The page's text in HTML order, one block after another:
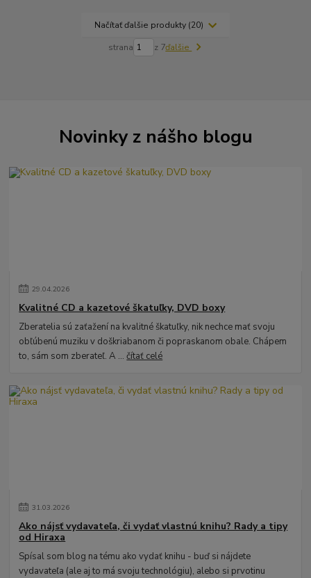
Načítať ďalšie produkty (20)
strana z 7ďalšie
Novinky z nášho blogu
29.04.2026
Kvalitné CD a kazetové škatuľky, DVD boxy
Zberatelia sú zaťažení na kvalitné škatuľky, nik nechce mať svoju
obľúbenú muziku v doškriabanom či popraskanom obale. Chápem
to, sám som zberateľ. A ...čítať celé
31.03.2026
Ako nájsť vydavateľa, či vydať vlastnú knihu? Rady a tipy
od Hiraxa
Spísal som blog na tému ako vydať knihu - buď si nájdete
vydavateľa (ale aj to má svoju technológiu), alebo si prvotinu